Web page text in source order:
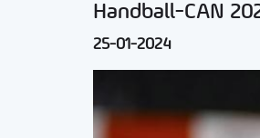
Handball-CAN
25-01-2024